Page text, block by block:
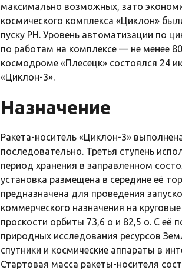
максимально возможных, зато
космического комплекса «Циклон»
пуску РН. Уровень автоматизации по
по работам на комплексе — не менее
космодроме «Плесецк» состоялся 24
«Циклон-3».
Назначение
Ракета-носитель «Циклон-3»
последовательно. Третья ступень
период хранения в заправленном
установка размещена в середине её
предназначена для проведения
коммерческого назначения на
проскости орбиты 73,6 o и 82,5 о. С
природных исследования ресурсов
спутники и космические аппараты в
Стартовая масса ракеты-носителя